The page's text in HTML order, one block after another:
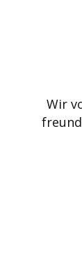
Wir